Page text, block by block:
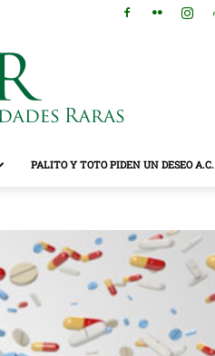
PALITO Y TOTO PIDEN UN DESEO A.C.